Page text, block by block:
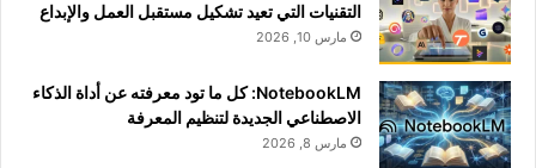
التقنيات التي تعيد تشكيل مستقبل العمل والإبداع
مارس 10, 2026
NotebookLM: كل ما تود معرفته عن أداة الذكاء
الاصطناعي الجديدة لتنظيم المعرفة
مارس 8, 2026